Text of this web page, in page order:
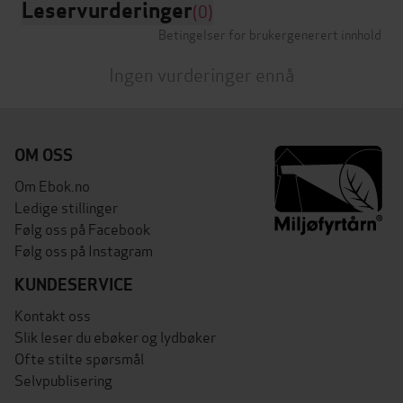
Leservurderinger(0)
Betingelser for brukergenerert innhold
Ingen vurderinger ennå
OM OSS
Om Ebok.no
Ledige stillinger
Følg oss på Facebook
Følg oss på Instagram
KUNDESERVICE
Kontakt oss
Slik leser du ebøker og lydbøker
Ofte stilte spørsmål
Selvpublisering